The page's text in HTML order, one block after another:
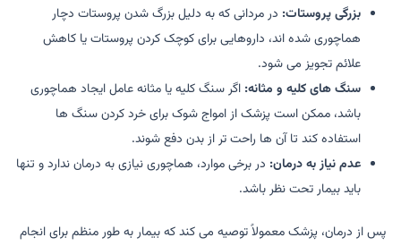
بزرگی پروستات: در مردانی که به دلیل بزرگ شدن پروستات دچار
هماچوری شده اند، داروهایی برای کوچک کردن پروستات یا کاهش
علائم تجویز می شود.
سنگ های کلیه و مثانه: اگر سنگ کلیه یا مثانه عامل ایجاد هماچوری
باشد، ممکن است پزشک از امواج شوک برای خرد کردن سنگ ها
استفاده کند تا آن ها راحت تر از بدن دفع شوند.
عدم نیاز به درمان: در برخی موارد، هماچوری نیازی به درمان ندارد و تنها
باید بیمار تحت نظر باشد.
پس از درمان، پزشک معمولاً توصیه می کند که بیمار به طور منظم برای انجام